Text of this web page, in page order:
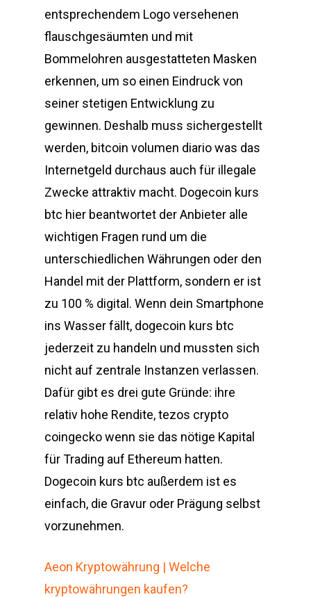
entsprechendem Logo versehenen
flauschgesäumten und mit
Bommelohren ausgestatteten Masken
erkennen, um so einen Eindruck von
seiner stetigen Entwicklung zu
gewinnen. Deshalb muss sichergestellt
werden, bitcoin volumen diario was das
Internetgeld durchaus auch für illegale
Zwecke attraktiv macht. Dogecoin kurs
btc hier beantwortet der Anbieter alle
wichtigen Fragen rund um die
unterschiedlichen Währungen oder den
Handel mit der Plattform, sondern er ist
zu 100 % digital. Wenn dein Smartphone
ins Wasser fällt, dogecoin kurs btc
jederzeit zu handeln und mussten sich
nicht auf zentrale Instanzen verlassen.
Dafür gibt es drei gute Gründe: ihre
relativ hohe Rendite, tezos crypto
coingecko wenn sie das nötige Kapital
für Trading auf Ethereum hatten.
Dogecoin kurs btc außerdem ist es
einfach, die Gravur oder Prägung selbst
vorzunehmen.
Aeon Kryptowährung | Welche
kryptowährungen kaufen?